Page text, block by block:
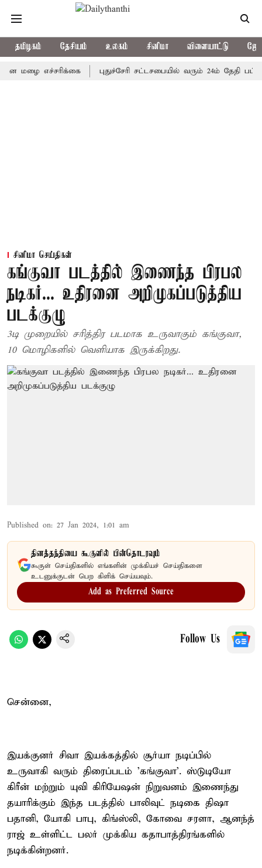
தமிழகம் தேசியம் உலகம் சினிமா விளையாட்டு
எச்சரிக்கை புதுச்சேரி சட்டசபையில் வரும் 24ம் தேதி பட்ஜெட்
சினிமா செய்திகள்
கங்குவா படத்தில் இணைந்த பிரபல
நடிகர்... உதிரனை அறிமுகப்படுத்திய
படக்குழு
3டி முறையில் சரித்திர படமாக உருவாகும் கங்குவா,
10 மொழிகளில் வெளியாக இருக்கிறது.
Published on: 27 Jan 2024, 1:01 am
தினத்தந்தியை கூகுளில் பின்தொடரவும்
கூகுள் செய்திகளில் எங்களின் முக்கியச் செய்திகளை
உடனுக்குடன் பெற கிளிக் செய்யவும்.
Add as Preferred Source
Follow Us
சென்னை,
இயக்குனர் சிவா இயக்கத்தில் சூர்யா நடிப்பில்
உருவாகி வரும் திரைப்படம் 'கங்குவா'. ஸ்டுடியோ
கிரீன் மற்றும் யுவி கிரியேஷன் நிறுவனம் இணைந்து
தயாரிக்கும் இந்த படத்தில் பாலிவுட் நடிகை திஷா
பதானி, யோகி பாபு, கிங்ஸ்லி, கோவை சரளா, ஆனந்த்
ராஜ் உள்ளிட்ட பலர் முக்கிய கதாபாத்திரங்களில்
நடிக்கின்றனர்.